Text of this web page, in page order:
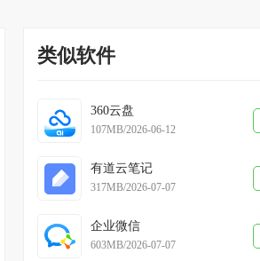
类似软件
360云盘
107MB/2026-06-12
有道云笔记
317MB/2026-07-07
企业微信
603MB/2026-07-07